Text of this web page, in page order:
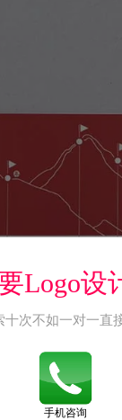
Logo设
十次不如一对一直
手机咨询